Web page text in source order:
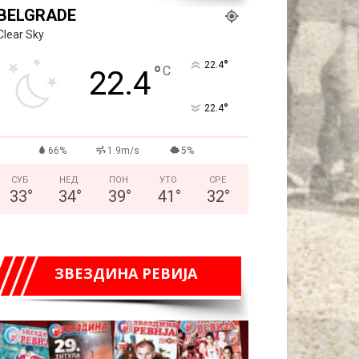
Sky
22.4°C 22.4°
22.4°
66% 1.9m/s 5%
СУБ
33°
НЕД
34°
ПОН
39°
УТО
41 °
СРЕ
32°
ЗВЕЗДИНА РЕВИЈА